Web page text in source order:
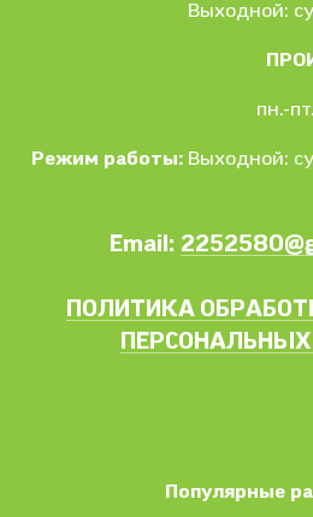
Режим работы:
Выходной:
пн.-
Выходной:
Email:
ПОЛИТИКА
Популярные